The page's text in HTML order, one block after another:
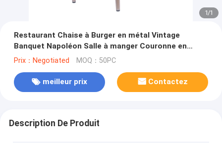
1/1
Restaurant Chaise à Burger en métal Vintage
Banquet Napoléon Salle à manger Couronne en
aluminium Chaise en bambou
Prix：Negotiated MOQ：50PC
meilleur prix Contactez
Description De Produit